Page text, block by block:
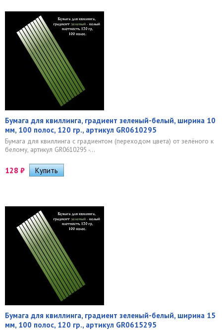
Бумага для квиллинга, градиент зеленый-белый, ширина 10
мм, 100 полос, 120 гр., артикул GR0610295
Бумага для квиллинга с градиентом (переходом цвета) от зелёного к
белому, артикул GR0610295 -...
128 ₽
Бумага для квиллинга, градиент зеленый-белый, ширина 15
мм, 100 полос, 120 гр., артикул GR0615295